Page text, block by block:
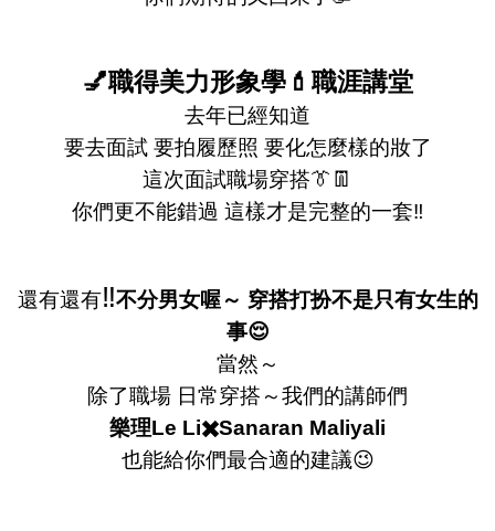
💅職得美力形象學💄職涯講堂
去年已經知道
要去面試 要拍履歷照 要化怎麼樣的妝了
這次面試職場穿搭👔👖
你們更不能錯過 這樣才是完整的一套‼️
還有還有‼️不分男女喔～ 穿搭打扮不是只有女生的
事😌
當然～
除了職場 日常穿搭～我們的講師們
樂理Le Li✖️Sanaran Maliyali
也能給你們最合適的建議😉